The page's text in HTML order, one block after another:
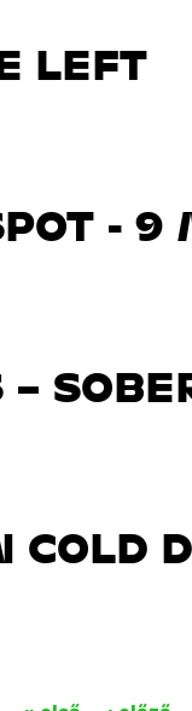
LEFT
-
COLD